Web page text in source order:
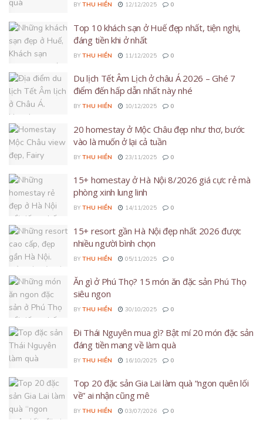
BY THU HIỀN 12/12/2025 0
Top 10 khách sạn ở Huế đẹp nhất, tiện nghi,
đáng tiền khi ở nhất
BY THU HIỀN 11/12/2025 0
Du lịch Tết Âm Lịch ở châu Á 2026 – Ghé 7
điểm đến hấp dẫn nhất này nhé
BY THU HIỀN 10/12/2025 0
20 homestay ở Mộc Châu đẹp như thơ, bước
vào là muốn ở lại cả tuần
BY THU HIỀN 23/11/2025 0
15+ homestay ở Hà Nội 8/2026 giá cực rẻ mà
phòng xinh lung linh
BY THU HIỀN 14/11/2025 0
15+ resort gần Hà Nội đẹp nhất 2026 được
nhiều người bình chọn
BY THU HIỀN 05/11/2025 0
Ăn gì ở Phú Thọ? 15 món ăn đặc sản Phú Thọ
siêu ngon
BY THU HIỀN 30/10/2025 0
Đi Thái Nguyên mua gì? Bật mí 20 món đặc sản
đáng tiền mang về làm quà
BY THU HIỀN 16/10/2025 0
Top 20 đặc sản Gia Lai làm quà “ngon quên lối
về” ai nhận cũng mê
BY THU HIỀN 03/07/2026 0